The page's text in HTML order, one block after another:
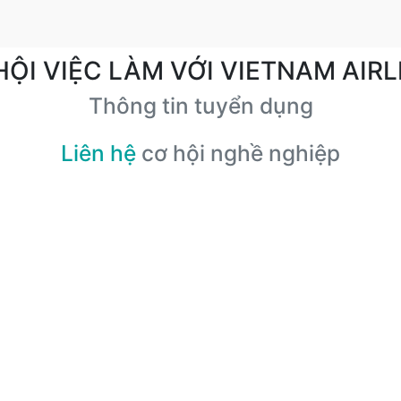
VIỆC LÀM VỚI VIETNAM
Thông tin tuyển dụng
Liên hệ cơ hội nghề nghiệp